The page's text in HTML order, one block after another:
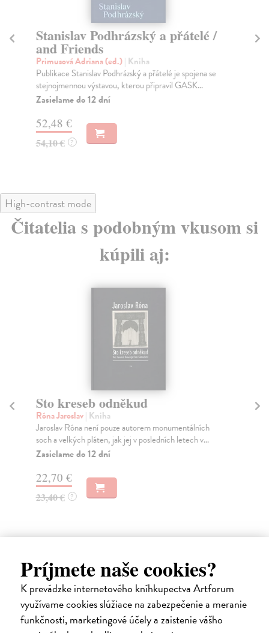
Príjmete naše cookies?
K prevádzke internetového kníhkupectva Artforum
využívame cookies slúžiace na zabezpečenie a meranie
funkčnosti, marketingové účely a zaistenie vášho
Stanislav Podhrázský a přátelé /
and Friends
Primusová Adriana (ed.)| Kniha
Publikace Stanislav Podhrázský a přátelé je spojena se
stejnojmennou výstavou, kterou připravil GASK...
Zasielame do 12 dní
52,48 €
54,10 € ?
High-contrast mode
Čitatelia s podobným vkusom si
kúpili aj:
Sto kreseb odněkud
Róna Jaroslav| Kniha
Jaroslav Róna není pouze autorem monumentálních
soch a velkých pláten, jak jej v posledních letech v...
Zasielame do 12 dní
22,70 €
23,40 € ?
Ďalšie z kategórie výtvarné
umenie